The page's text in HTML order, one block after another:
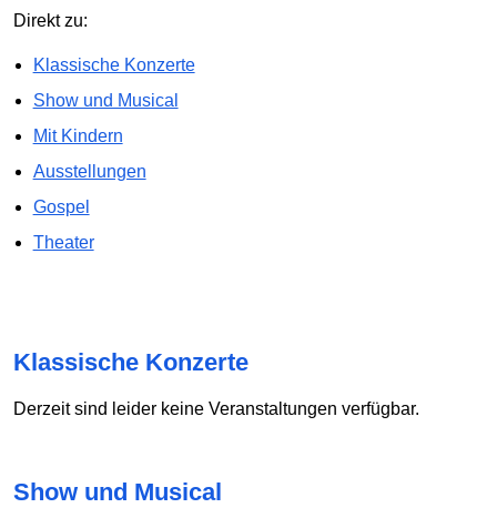
Direkt zu:
Klassische Konzerte
Show und Musical
Mit Kindern
Ausstellungen
Gospel
Theater
Klassische Konzerte
Derzeit sind leider keine Veranstaltungen verfügbar.
Show und Musical